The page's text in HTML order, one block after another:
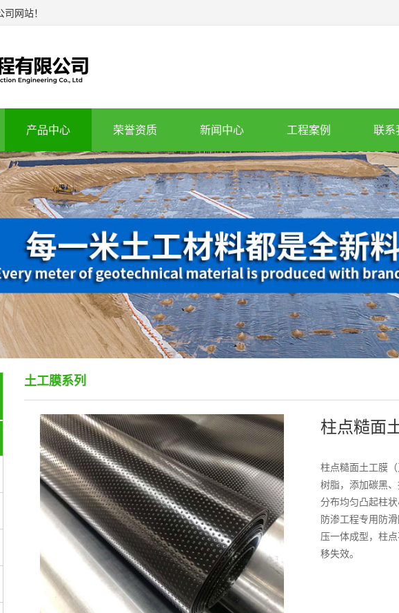
网站！
产品中心 荣誉资质 新闻中心 工程案例 联系
土工膜系列
柱点糙面
柱点糙面土工膜
树脂，添加碳黑
分布均匀凸起柱
防渗工程专用防
压一体成型，柱
移失效。